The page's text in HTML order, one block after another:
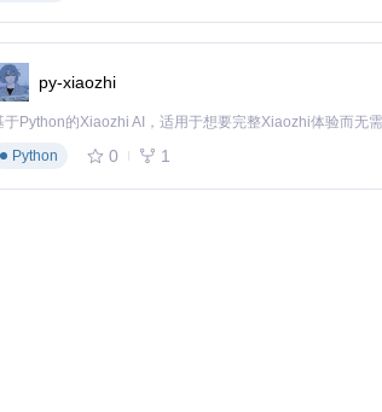
py-xiaozhi
Python
0 1